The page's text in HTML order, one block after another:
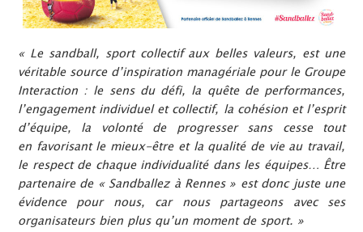
« Le sandball, sport collectif aux belles valeurs, est une
véritable source d’inspiration managériale pour le Groupe
Interaction : le sens du défi, la quête de performances,
l’engagement individuel et collectif, la cohésion et l’esprit
d’équipe, la volonté de progresser sans cesse tout
en favorisant le mieux-être et la qualité de vie au travail,
le respect de chaque individualité dans les équipes… Être
partenaire de « Sandballez à Rennes » est donc juste une
évidence pour nous, car nous partageons avec ses
organisateurs bien plus qu’un moment de sport. »